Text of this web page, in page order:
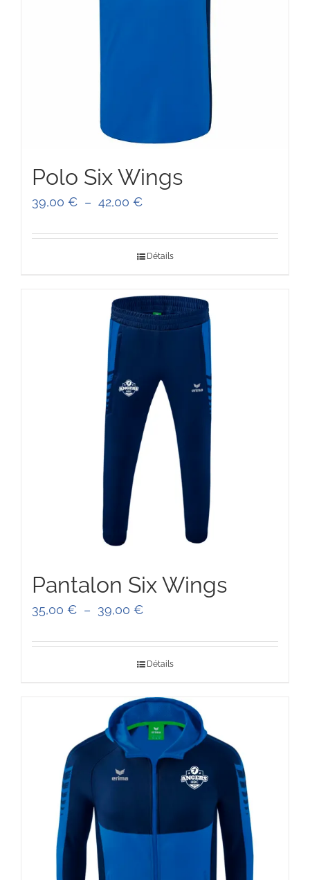
Polo Six Wings
39,00 € – 42,00 €Plage
42,00 €
Détails
Pantalon Six Wings
35,00 € – 39,00 €Plage
à
39,00 €
Détails